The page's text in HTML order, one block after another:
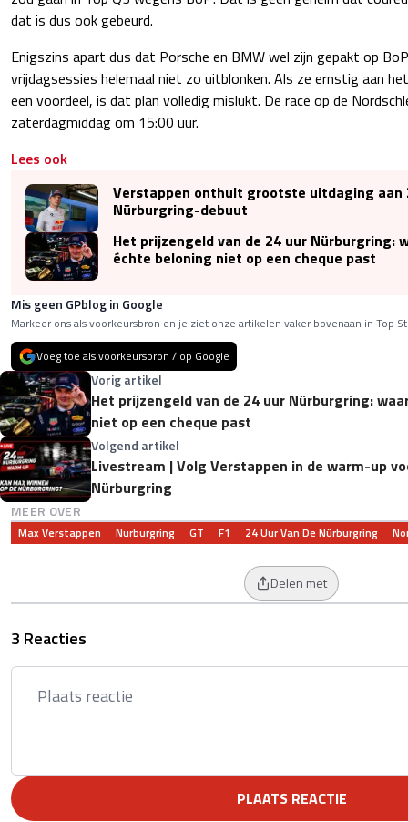
dat is dus ook gebeurd.
Enigszins apart dus dat Porsche en BMW wel zijn gepakt op
vrijdagsessies helemaal niet zo uitblonken. Als ze ernstig aan
een voordeel, is dat plan volledig mislukt. De race op de
zaterdagmiddag om 15:00 uur.
Lees ook
Verstappen onthult grootste uitdaging aan
Nürburgring-debuut
Het prijzengeld van de 24 uur Nürburgring:
échte beloning niet op een cheque past
Mis geen GPblog in Google
Markeer ons als voorkeursbron en je ziet onze artikelen vaker bovenaan in Top
Voeg toe als voorkeursbron / op Google
Vorig artikel
Het prijzengeld van de 24 uur Nürburgring:
niet op een cheque past
Volgend artikel
Livestream | Volg Verstappen in de warm-up
Nürburgring
MEER OVER
Max Verstappen Nurburgring GT F1 24 Uur Van De Nürburgring
Delen met
3 Reacties
PLAATS REACTIE